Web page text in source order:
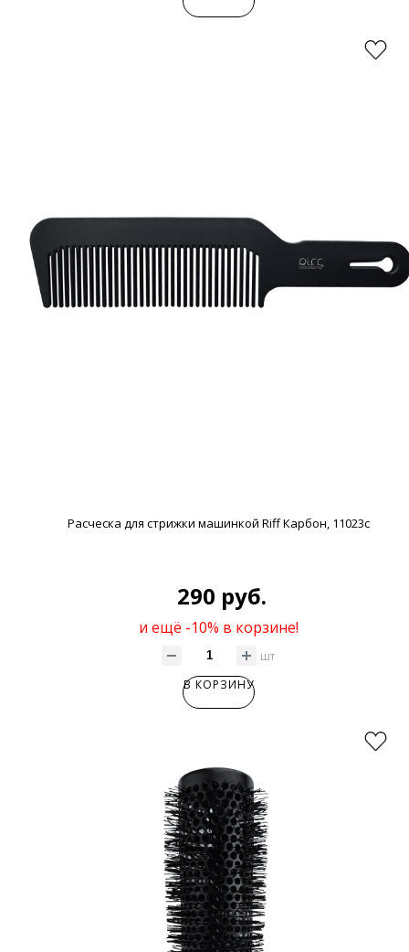
Расческа для стрижки машинкой Riff Карбон, 11023с
290 руб.
и ещё -10% в корзине!
шт
В КОРЗИНУ